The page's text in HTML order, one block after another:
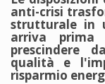
anti-crisi
strutturale in
arriva
prescindere
qualità e
risparmio